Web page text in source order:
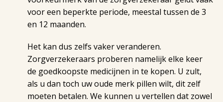
voor een beperkte periode, meestal tussen de 3
en 12 maanden.
Het kan dus zelfs vaker veranderen.
Zorgverzekeraars proberen namelijk elke keer
de goedkoopste medicijnen in te kopen. U zult,
als u dan toch uw oude merk pillen wilt, dit zelf
moeten betalen. We kunnen u vertellen dat zowel